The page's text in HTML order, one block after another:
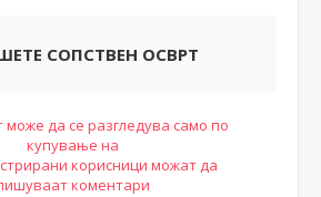
СОПСТВЕН ОСВРТ
да се разгледува само по
купување на
корисници можат да
коментари